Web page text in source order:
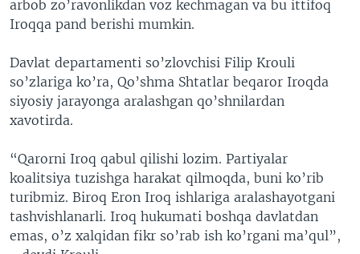
arbob zo’ravonlikdan voz kechmagan va bu ittifoq
Iroqqa pand berishi mumkin.
Davlat departamenti so’zlovchisi Filip Krouli
so’zlariga ko’ra, Qo’shma Shtatlar beqaror Iroqda
siyosiy jarayonga aralashgan qo’shnilardan
xavotirda.
“Qarorni Iroq qabul qilishi lozim. Partiyalar
koalitsiya tuzishga harakat qilmoqda, buni ko’rib
turibmiz. Biroq Eron Iroq ishlariga aralashayotgani
tashvishlanarli. Iroq hukumati boshqa davlatdan
emas, o’z xalqidan fikr so’rab ish ko’rgani ma’qul”,